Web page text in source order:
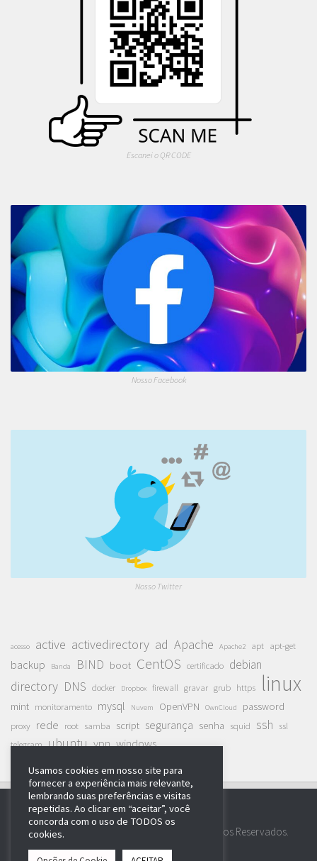
Escanei o QR CODE
Nosso Facebook
Nosso Twitter
acesso active activedirectory ad Apache Apache2 apt apt-get
backup Banda BIND boot CentOS certificado debian
directory DNS docker Dropbox firewall gravar grub https linux
mint monitoramento mysql Nuvem OpenVPN OwnCloud password
proxy rede root samba script segurança senha squid ssh ssl
telegram ubuntu vpn windows
Portal Aprendendo Linux © 2026. Todos Direitos Reservados.
Usamos cookies em nosso site para
fornecer a experiência mais relevante,
lembrando suas preferências e visitas
repetidas. Ao clicar em “aceitar”, você
concorda com o uso de TODOS os
cookies.